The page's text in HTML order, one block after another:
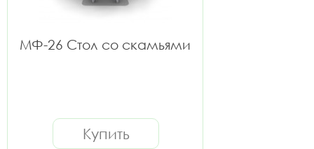
МФ-26 Стол со скамьями
Купить